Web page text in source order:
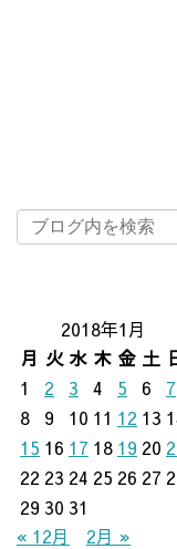
2018年1月
月 火 水 木 金 土
1
2 3 4 5 6
7
8
9 10 11 12 13
15 16 17 18 19 20
22 23 24 25 26 27
29 30 31
« 12月
2月 »